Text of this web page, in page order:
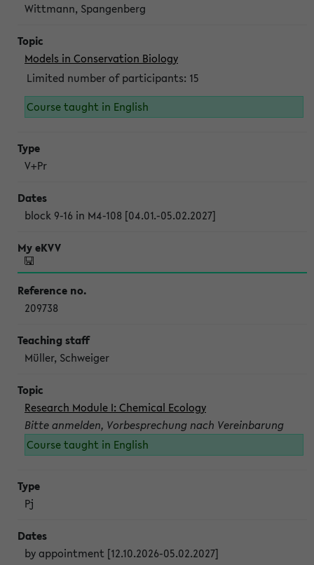
Wittmann, Spangenberg
Models in Conservation Biology
Limited number of participants: 15
Course taught in English
V+Pr
block 9-16 in M4-108 [04.01.-05.02.2027]
209738
Müller, Schweiger
Research Module I: Chemical Ecology
Bitte anmelden, Vorbesprechung nach Vereinbarung
Course taught in English
Pj
by appointment [12.10.2026-05.02.2027]